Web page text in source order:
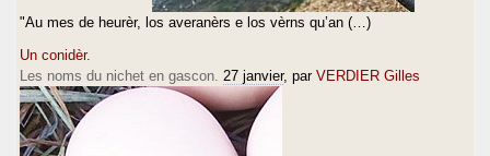
"Au mes de heurèr, los averanèrs e los vèrns qu’an (…)
Un conidèr.
Les noms du nichet en gascon. 27 janvier, par VERDIER Gilles